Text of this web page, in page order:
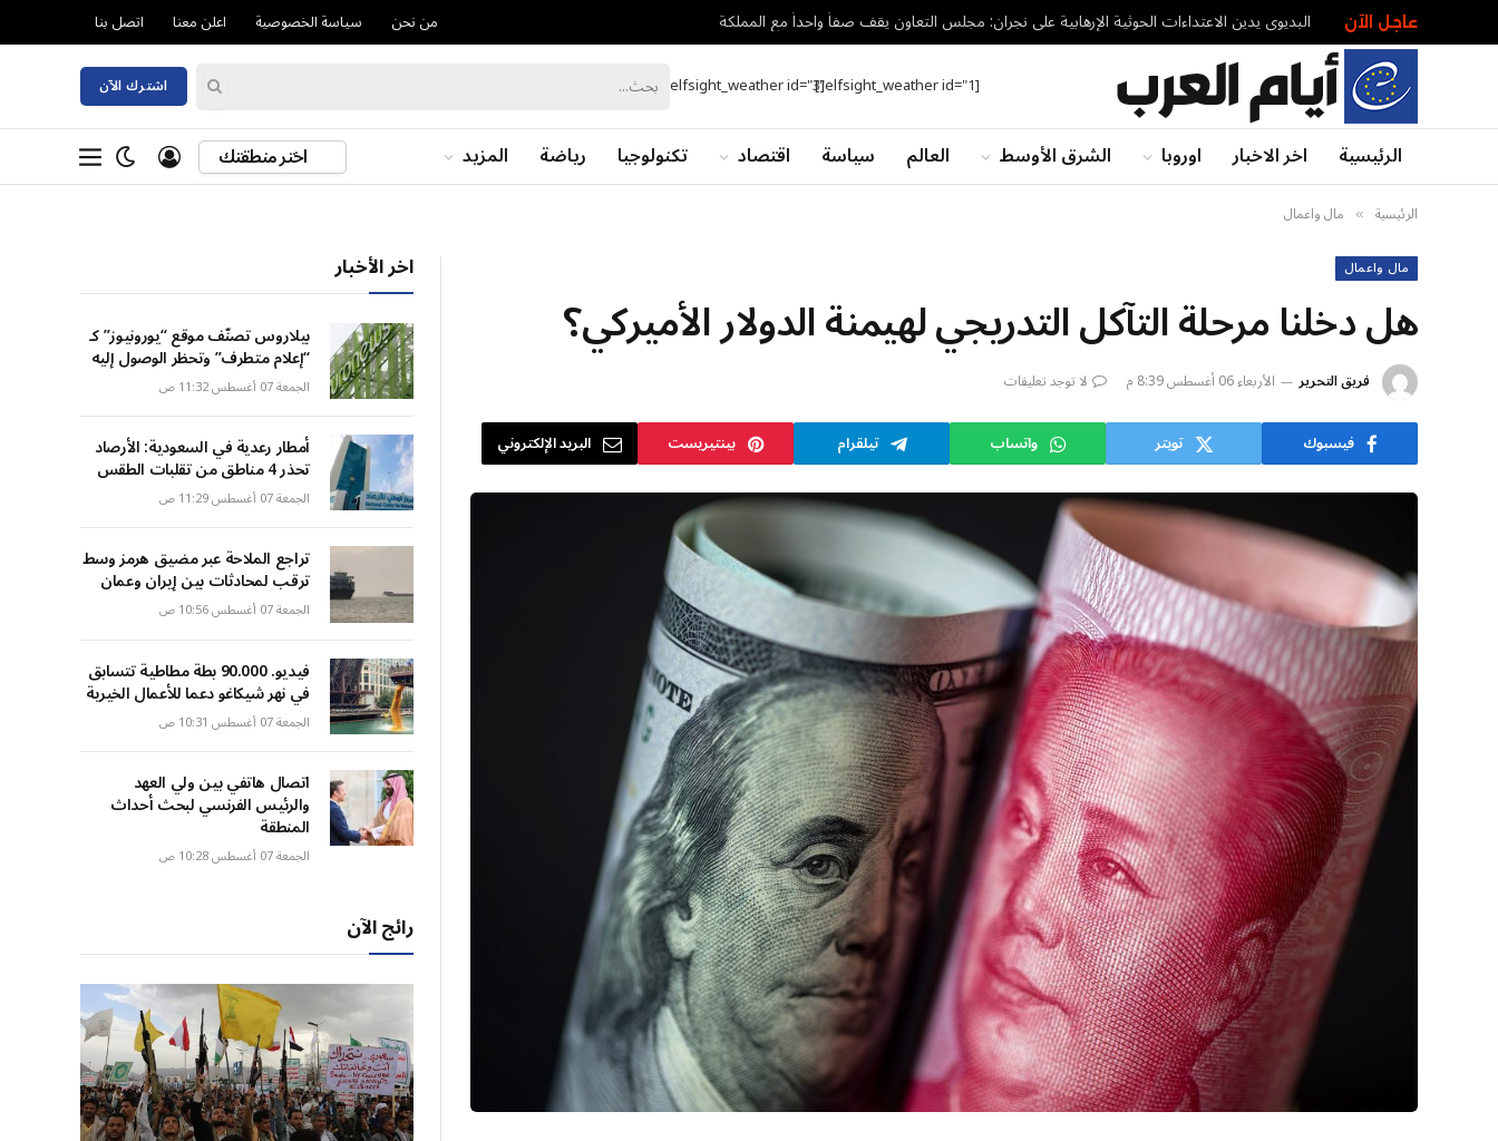
عاجل الآن البديوي يدين الاعتداءات الحوثية الإرهابية على نجران: مجلس التعاون يقف صفاً واحداً مع المملكة من نحن سياسة الخصوصية اعلن معنا اتصل بنا
[elfsight_weather id="1"]
[elfsight_weather id="3"] اشترك الآن
الرئيسية اخر الاخبار اوروبا الشرق الأوسط العالم سياسة اقتصاد تكنولوجيا رياضة المزيد اختر منطقتك
الرئيسية » مال واعمال
مال واعمال
هل دخلنا مرحلة التآكل التدريجي لهيمنة الدولار الأميركي؟
فريق التحرير الأربعاء 06 أغسطس 8:39 م لا توجد تعليقات
فيسبوك تويتر واتساب تيلقرام بينتيريست البريد الإلكتروني
اخر الأخبار
بيلاروس تصنّف موقع “يورونيوز” كـ
“إعلام متطرف” وتحظر الوصول إليه
الجمعة 07 أغسطس 11:32 ص
أمطار رعدية في السعودية: الأرصاد
تحذر 4 مناطق من تقلبات الطقس
الجمعة 07 أغسطس 11:29 ص
تراجع الملاحة عبر مضيق هرمز وسط
ترقب لمحادثات بين إيران وعمان
الجمعة 07 أغسطس 10:56 ص
فيديو. 90.000 بطة مطاطية تتسابق
في نهر شيكاغو دعما للأعمال الخيرية
الجمعة 07 أغسطس 10:31 ص
اتصال هاتفي بين ولي العهد
والرئيس الفرنسي لبحث أحداث
المنطقة
الجمعة 07 أغسطس 10:28 ص
رائج الآن